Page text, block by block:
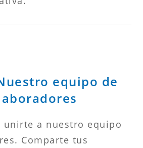
equipo de
unirte a nuestro equipo
Comparte tus